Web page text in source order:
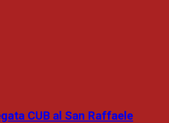
CUB al San Raffaele